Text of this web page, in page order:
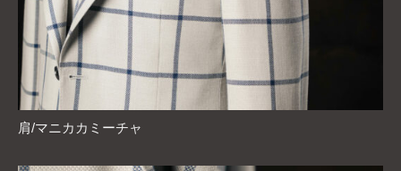
肩/マニカカミーチャ